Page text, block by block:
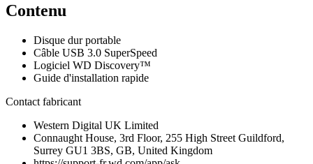
Contenu
Disque dur portable
Câble USB 3.0 SuperSpeed
Logiciel WD Discovery™
Guide d'installation rapide
Contact fabricant
Western Digital UK Limited
Connaught House, 3rd Floor, 255 High Street Guildford,
Surrey GU1 3BS, GB, United Kingdom